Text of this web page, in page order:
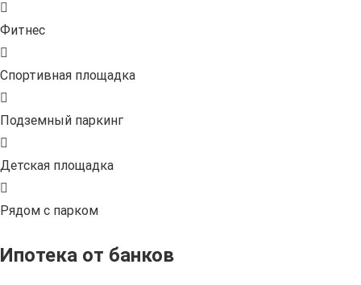
Фитнес
Спортивная площадка
Подземный паркинг
Детская площадка
Рядом с парком
Ипотека от банков